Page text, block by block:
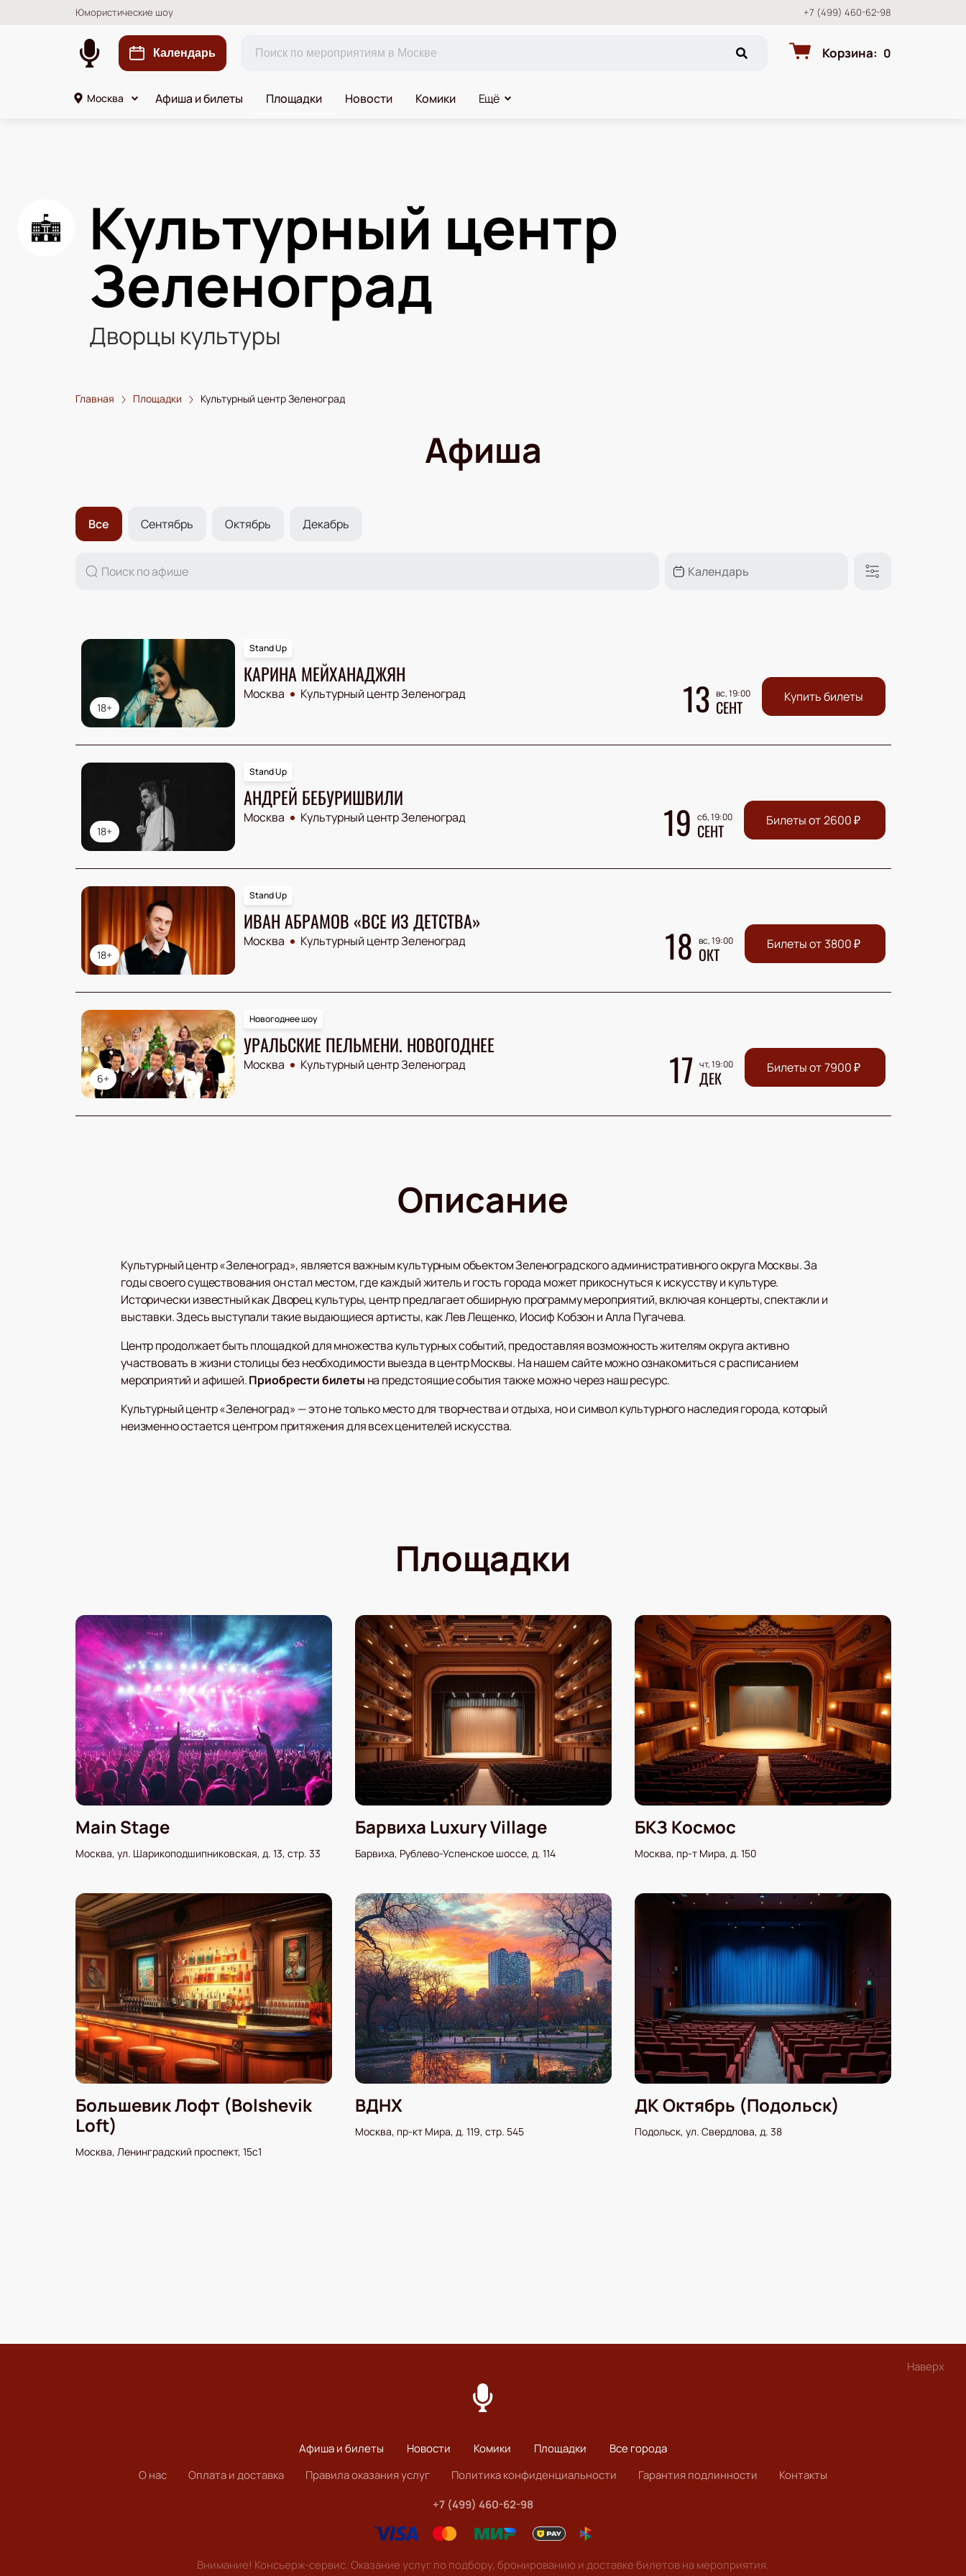
Юмористические шоу +7 (499) 460-62-98
Календарь Корзина: 0
Москва Афиша и билеты Площадки Новости Комики Ещё
Культурный центр
Зеленоград
Дворцы культуры
Главная Площадки Культурный центр Зеленоград
Афиша
Все Сентябрь Октябрь Декабрь
18+
Stand Up
КАРИНА МЕЙХАНАДЖЯН
Москва Культурный центр Зеленоград 13 вс, 19:00
СЕНТ Купить билеты
18+
Stand Up
АНДРЕЙ БЕБУРИШВИЛИ
Москва Культурный центр Зеленоград 19 сб, 19:00
СЕНТ Билеты от 2600₽
18+
Stand Up
ИВАН АБРАМОВ «ВСЕ ИЗ ДЕТСТВА»
Москва Культурный центр Зеленоград 18 вс, 19:00
ОКТ Билеты от 3800₽
6+
Новогоднее шоу
УРАЛЬСКИЕ ПЕЛЬМЕНИ. НОВОГОДНЕЕ
Москва Культурный центр Зеленоград 17 чт, 19:00
ДЕК Билеты от 7900₽
Описание
Культурный центр «Зеленоград», является важным культурным объектом Зеленоградского административного округа Москвы. За
годы своего существования он стал местом, где каждый житель и гость города может прикоснуться к искусству и культуре.
Исторически известный как Дворец культуры, центр предлагает обширную программу мероприятий, включая концерты, спектакли и
выставки. Здесь выступали такие выдающиеся артисты, как Лев Лещенко, Иосиф Кобзон и Алла Пугачева.
Центр продолжает быть площадкой для множества культурных событий, предоставляя возможность жителям округа активно
участвовать в жизни столицы без необходимости выезда в центр Москвы. На нашем сайте можно ознакомиться с расписанием
мероприятий и афишей.Приобрести билеты на предстоящие события также можно через наш ресурс.
Культурный центр «Зеленоград» — это не только место для творчества и отдыха, но и символ культурного наследия города, который
неизменно остается центром притяжения для всех ценителей искусства.
Площадки
Main Stage
Москва, ул. Шарикоподшипниковская, д. 13, стр. 33
Барвиха Luxury Village
Барвиха, Рублево-Успенское шоссе, д. 114
БКЗ Космос
Москва, пр-т Мира, д. 150
Большевик Лофт (Bolshevik
Loft)
Москва, Ленинградский проспект, 15с1
ВДНХ
Москва, пр-кт Мира, д. 119, стр. 545
ДК Октябрь (Подольск)
Подольск, ул. Свердлова, д. 38
Наверх
Афиша и билеты Новости Комики Площадки
Все города
О нас
Оплата и доставка Правила оказания услуг Политика конфиденциальности Гарантия подлинности
Контакты
+7 (499) 460-62-98
Внимание! Консьерж-сервис. Оказание услуг по подбору, бронированию и доставке билетов на мероприятия.